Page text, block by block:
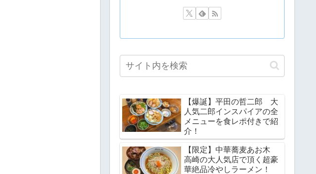
【爆誕】平田の哲二郎 大
人気二郎インスパイアの全
メニューを食レポ付きで紹
介！
【限定】中華蕎麦あお木
高崎の大人気店で頂く超豪
華絶品冷やしラーメン！